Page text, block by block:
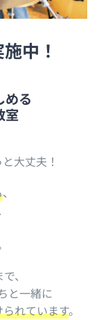
中！
める
室
大丈夫！
、
、
と一緒に
れています。